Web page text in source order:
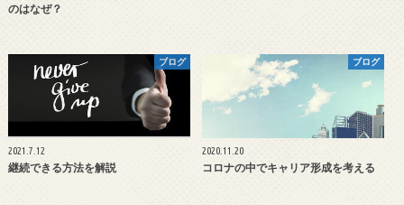
のはなぜ？
ブログ
2021.7.12
継続できる方法を解説
ブログ
2020.11.20
コロナの中でキャリア形成を考える